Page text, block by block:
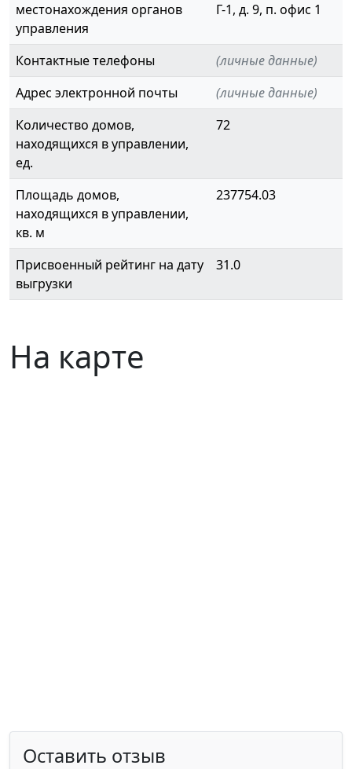
местонахождения органов
управления
Г-1, д. 9, п. офис 1
Контактные телефоны
(личные данные)
Адрес электронной почты
(личные данные)
Количество домов,
находящихся в управлении,
ед.
72
Площадь домов,
находящихся в управлении,
кв. м
237754.03
Присвоенный рейтинг на дату
выгрузки
31.0
На карте
Оставить отзыв